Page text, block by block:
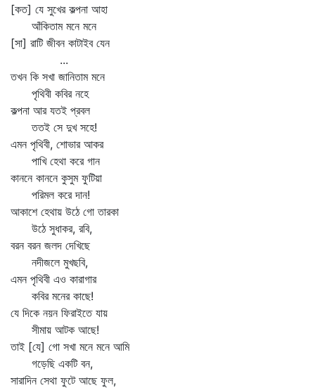
[কত] যে সুখের কল্পনা আহা
আঁকিতাম মনে মনে
[সা] রাটি জীবন কাটাইব যেন
...
তখন কি সখা জানিতাম মনে
পৃথিবী কবির নহে
কল্পনা আর যতই প্রবল
ততই সে দুখ সহে!
এমন পৃথিবী, শোভার আকর
পাখি হেথা করে গান
কাননে কাননে কুসুম ফুটিয়া
পরিমল করে দান!
আকাশে হেথায় উঠে গো তারকা
উঠে সুধাকর, রবি,
বরন বরন জলদ দেখিছে
নদীজলে মুখছবি,
এমন পৃথিবী এও কারাগার
কবির মনের কাছে!
যে দিকে নয়ন ফিরাইতে যায়
সীমায় আটক আছে!
তাই [যে] গো সখা মনে মনে আমি
গড়েছি একটি বন,
সারাদিন সেথা ফুটে আছে ফুল,